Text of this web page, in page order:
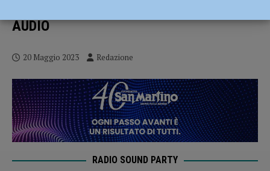
AUDIO
20 Maggio 2023 Redazione
RADIO SOUND PARTY